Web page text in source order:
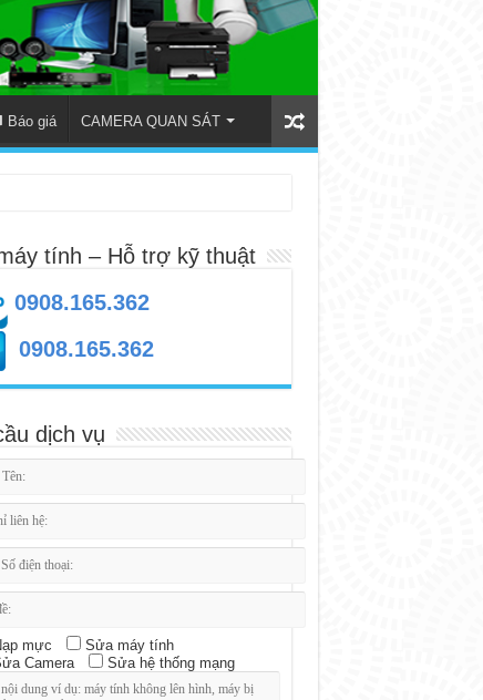
Báo giá CAMERA QUAN SÁT
tính – Hỗ trợ kỹ thuật
0908.165.362
0908.165.362
dịch vụ
mực
Sửa máy tính
Camera
Sửa hệ thống mạng